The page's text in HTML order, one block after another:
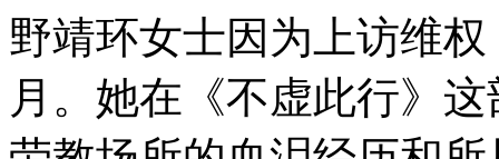
野靖环女士因为上访维
月。她在《不虚此行》